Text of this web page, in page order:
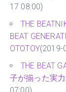
17 08:00)
THE
BEAT
OTOTOY(2019-
THE BEAT
子が揃った実